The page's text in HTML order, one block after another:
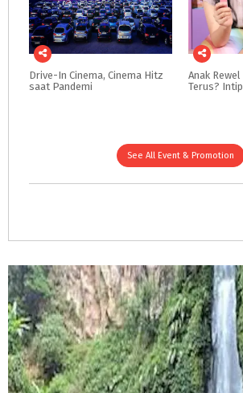
Drive-In Cinema, Cinema Hitz
saat Pandemi
Anak Rewel
Terus? Intip
See All Event & Promotion